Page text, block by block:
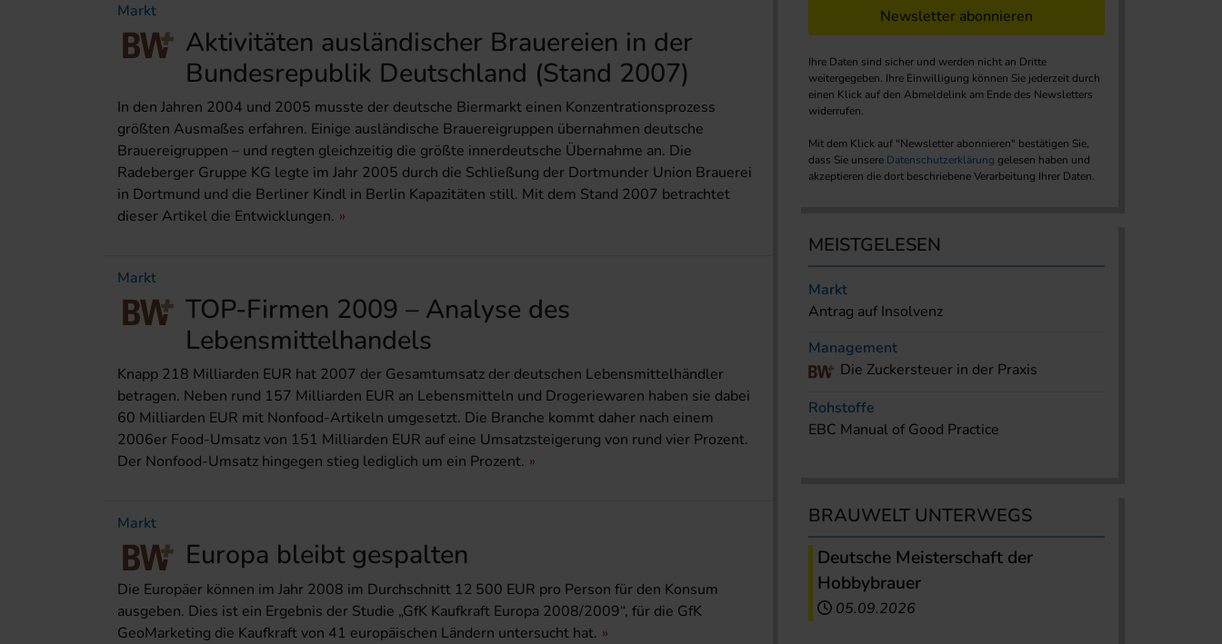
Markt
Aktivitäten ausländischer Brauereien in der
Bundesrepublik Deutschland (Stand 2007)
In den Jahren 2004 und 2005 musste der deutsche Biermarkt einen Konzentrationsprozess
größten Ausmaßes erfahren. Einige ausländische Brauereigruppen übernahmen deutsche
Brauereigruppen – und regten gleichzeitig die größte innerdeutsche Übernahme an. Die
Radeberger Gruppe KG legte im Jahr 2005 durch die Schließung der Dortmunder Union Brauerei
in Dortmund und die Berliner Kindl in Berlin Kapazitäten still. Mit dem Stand 2007 betrachtet
dieser Artikel die Entwicklungen.
Markt
TOP-Firmen 2009 – Analyse des
Lebensmittelhandels
Knapp 218 Milliarden EUR hat 2007 der Gesamtumsatz der deutschen Lebensmittelhändler
betragen. Neben rund 157 Milliarden EUR an Lebensmitteln und Drogeriewaren haben sie dabei
60 Milliarden EUR mit Nonfood-Artikeln umgesetzt. Die Branche kommt daher nach einem
2006er Food-Umsatz von 151 Milliarden EUR auf eine Umsatzsteigerung von rund vier Prozent.
Der Nonfood-Umsatz hingegen stieg lediglich um ein Prozent.
Markt
Europa bleibt gespalten
Die Europäer können im Jahr 2008 im Durchschnitt 12 500 EUR pro Person für den Konsum
ausgeben. Dies ist ein Ergebnis der Studie „GfK Kaufkraft Europa 2008/2009“, für die GfK
GeoMarketing die Kaufkraft von 41 europäischen Ländern untersucht hat.
Newsletter abonnieren
Ihre Daten sind sicher und werden nicht an Dritte
weitergegeben. Ihre Einwilligung können Sie jederzeit durch
einen Klick auf den Abmeldelink am Ende des Newsletters
widerrufen.
Mit dem Klick auf "Newsletter abonnieren" bestätigen Sie,
dass Sie unsere Datenschutzerklärung gelesen haben und
akzeptieren die dort beschriebene Verarbeitung Ihrer Daten.
MEISTGELESEN
Markt
Antrag auf Insolvenz
Management
Die Zuckersteuer in der Praxis
Rohstoffe
EBC Manual of Good Practice
BRAUWELT UNTERWEGS
Deutsche Meisterschaft der
Hobbybrauer
05.09.2026